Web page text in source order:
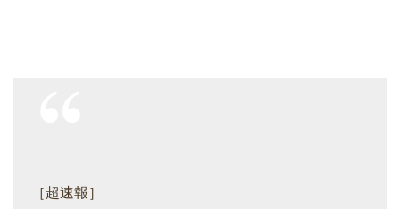
［超速報］